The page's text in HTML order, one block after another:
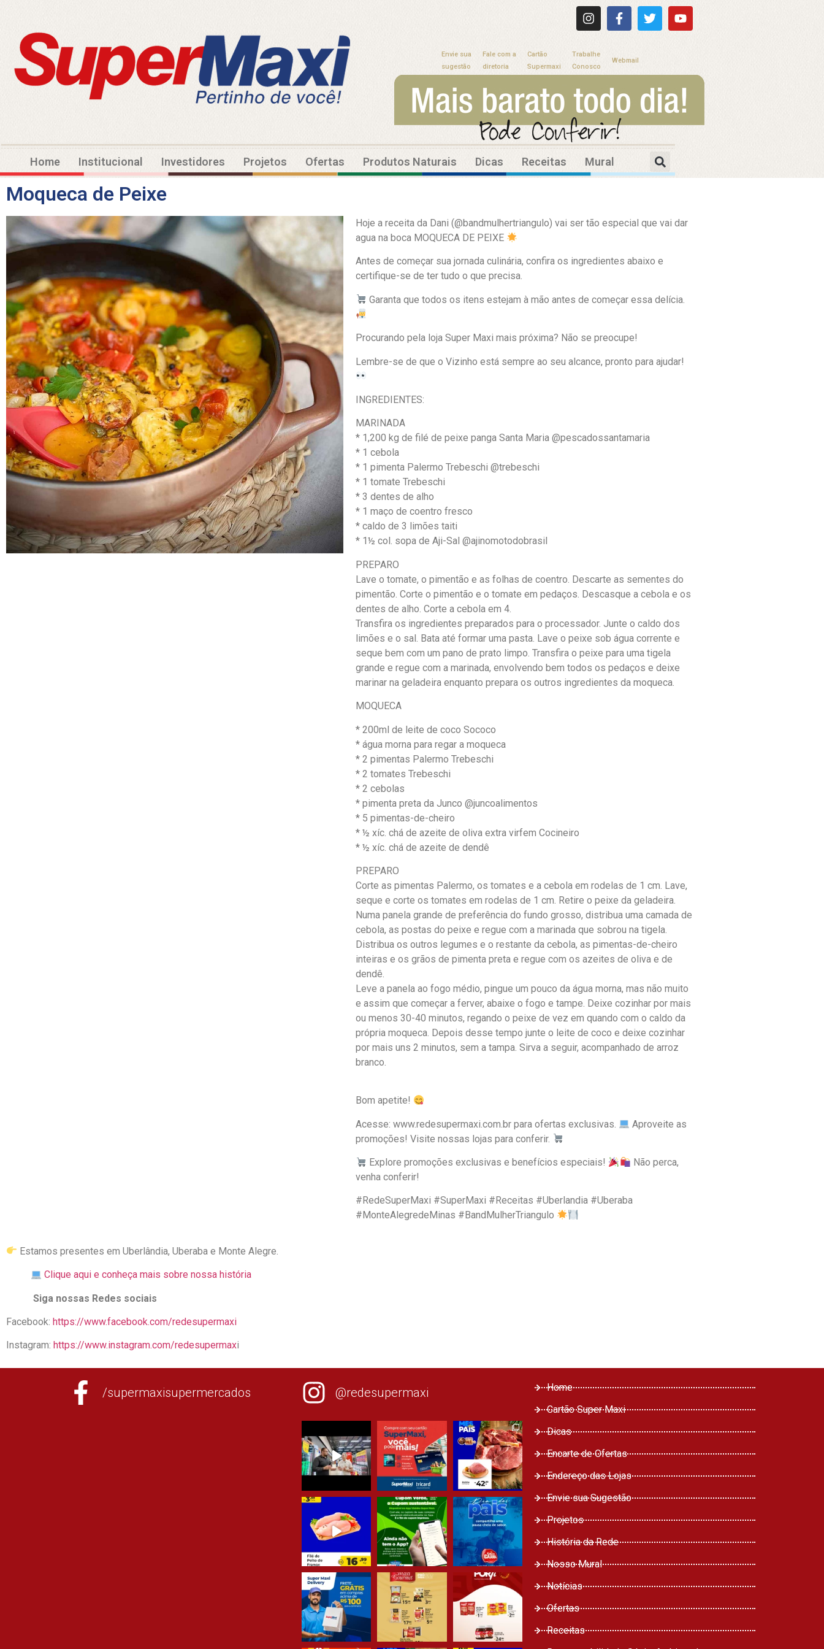
Envie sua
sugestão
Fale com a
diretoria
Cartão
Supermaxi
Trabalhe
Conosco
Webmail
Home Institucional Investidores Projetos Ofertas Produtos Naturais Dicas Receitas Mural
Moqueca de Peixe
Hoje a receita da Dani (@bandmulhertriangulo) vai ser tão especial que vai dar
agua na boca MOQUECA DE PEIXE
Antes de começar sua jornada culinária, confira os ingredientes abaixo e
certifique-se de ter tudo o que precisa.
Garanta que todos os itens estejam à mão antes de começar essa delícia.
Procurando pela loja Super Maxi mais próxima? Não se preocupe!
Lembre-se de que o Vizinho está sempre ao seu alcance, pronto para ajudar!
INGREDIENTES:
MARINADA
* 1,200 kg de filé de peixe panga Santa Maria @pescadossantamaria
* 1 cebola
* 1 pimenta Palermo Trebeschi @trebeschi
* 1 tomate Trebeschi
* 3 dentes de alho
* 1 maço de coentro fresco
* caldo de 3 limões taiti
* 1½ col. sopa de Aji-Sal @ajinomotodobrasil
PREPARO
Lave o tomate, o pimentão e as folhas de coentro. Descarte as sementes do
pimentão. Corte o pimentão e o tomate em pedaços. Descasque a cebola e os
dentes de alho. Corte a cebola em 4.
Transfira os ingredientes preparados para o processador. Junte o caldo dos
limões e o sal. Bata até formar uma pasta. Lave o peixe sob água corrente e
seque bem com um pano de prato limpo. Transfira o peixe para uma tigela
grande e regue com a marinada, envolvendo bem todos os pedaços e deixe
marinar na geladeira enquanto prepara os outros ingredientes da moqueca.
MOQUECA
* 200ml de leite de coco Sococo
* água morna para regar a moqueca
* 2 pimentas Palermo Trebeschi
* 2 tomates Trebeschi
* 2 cebolas
* pimenta preta da Junco @juncoalimentos
* 5 pimentas-de-cheiro
* ½ xíc. chá de azeite de oliva extra virfem Cocineiro
* ½ xíc. chá de azeite de dendê
PREPARO
Corte as pimentas Palermo, os tomates e a cebola em rodelas de 1 cm. Lave,
seque e corte os tomates em rodelas de 1 cm. Retire o peixe da geladeira.
Numa panela grande de preferência do fundo grosso, distribua uma camada de
cebola, as postas do peixe e regue com a marinada que sobrou na tigela.
Distribua os outros legumes e o restante da cebola, as pimentas-de-cheiro
inteiras e os grãos de pimenta preta e regue com os azeites de oliva e de
dendê.
Leve a panela ao fogo médio, pingue um pouco da água morna, mas não muito
e assim que começar a ferver, abaixe o fogo e tampe. Deixe cozinhar por mais
ou menos 30-40 minutos, regando o peixe de vez em quando com o caldo da
própria moqueca. Depois desse tempo junte o leite de coco e deixe cozinhar
por mais uns 2 minutos, sem a tampa. Sirva a seguir, acompanhado de arroz
branco.
Bom apetite!
Acesse: www.redesupermaxi.com.br para ofertas exclusivas.
Aproveite as
promoções! Visite nossas lojas para conferir.
Explore promoções exclusivas e benefícios especiais!
Não perca,
venha conferir!
#RedeSuperMaxi #SuperMaxi #Receitas #Uberlandia #Uberaba
#MonteAlegredeMinas #BandMulherTriangulo
Estamos presentes em Uberlândia, Uberaba e Monte Alegre.
Clique aqui e conheça mais sobre nossa história
Siga nossas Redes sociais
Facebook: https://www.facebook.com/redesupermaxi
Instagram: https://www.instagram.com/redesupermaxi
/supermaxisupermercados @redesupermaxi
Home
Cartão Super Maxi
Dicas
Encarte de Ofertas
Endereço das Lojas
Envie sua Sugestão
Projetos
História da Rede
Nosso Mural
Notícias
Ofertas
Receitas